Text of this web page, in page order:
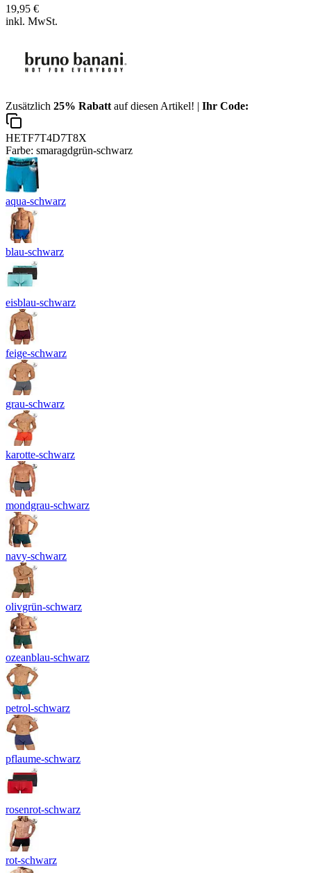
19,95 €
inkl. MwSt.
Zusätzlich 25% Rabatt auf diesen Artikel! | Ihr Code:
HETF7T4D7T8X
Farbe: smaragdgrün-schwarz
aqua-schwarz
blau-schwarz
eisblau-schwarz
feige-schwarz
grau-schwarz
karotte-schwarz
mondgrau-schwarz
navy-schwarz
olivgrün-schwarz
ozeanblau-schwarz
petrol-schwarz
pflaume-schwarz
rosenrot-schwarz
rot-schwarz